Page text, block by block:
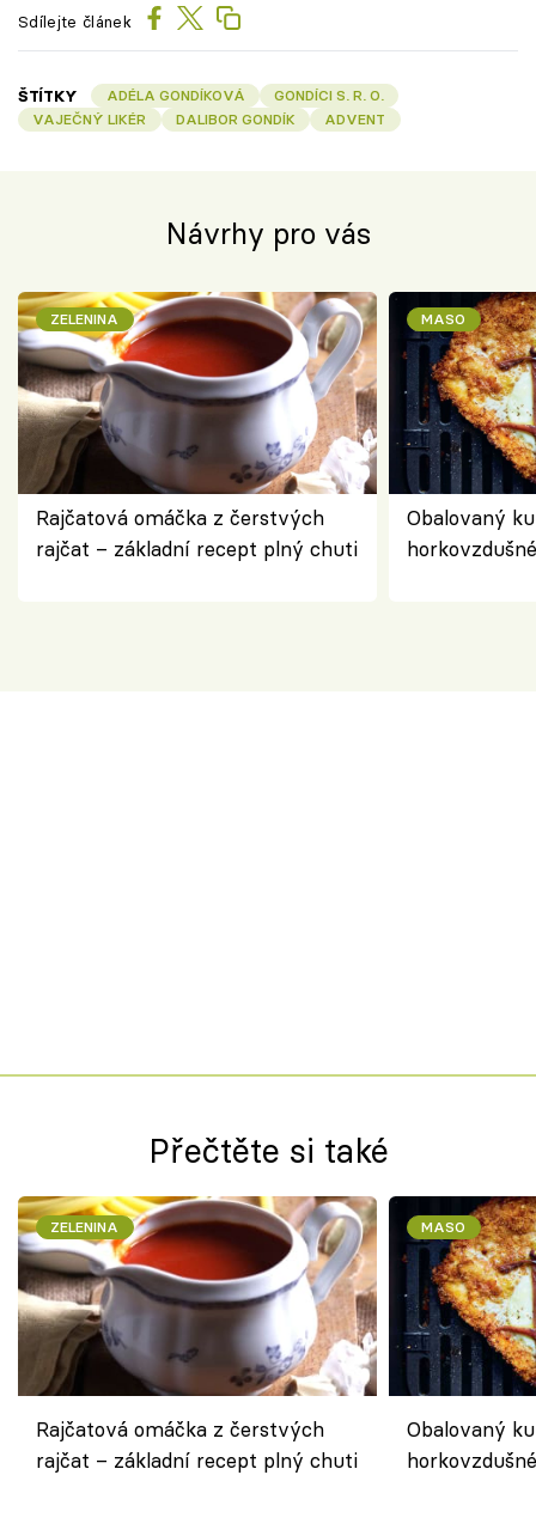
Sdílejte článek
ŠTÍTKY ADÉLA GONDÍKOVÁ
GONDÍCI S. R. O.
VAJEČNÝ LIKÉR
DALIBOR GONDÍK ADVENT
Návrhy pro vás
ZELENINA
Rajčatová omáčka z čerstvých
rajčat – základní recept plný chuti
MASO
Obalovaný
Přečtěte si také
ZELENINA
Rajčatová omáčka z čerstvých
rajčat – základní recept plný chuti
MASO
Obalovaný